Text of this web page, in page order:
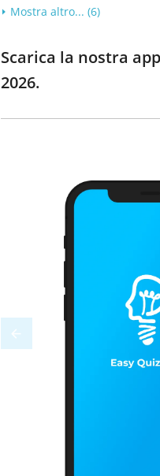
Mostra altro... (6)
Scarica la nostra
2026.